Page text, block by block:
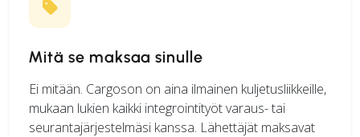
Mitä se maksaa sinulle
Ei mitään. Cargoson on aina ilmainen kuljetusliikkeille,
mukaan lukien kaikki integrointityöt varaus- tai
seurantajärjestelmäsi kanssa. Lähettäjät maksavat